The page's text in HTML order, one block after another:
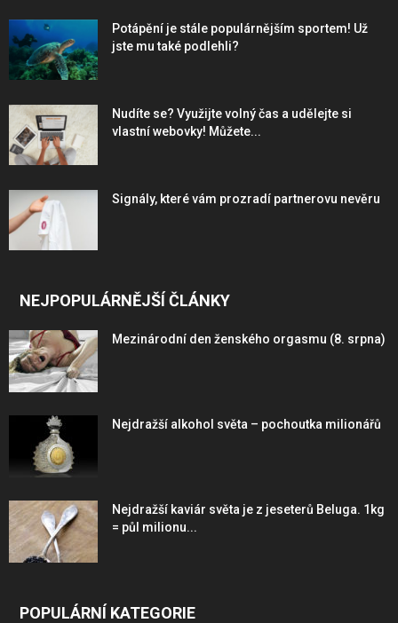
Potápění je stále populárnějším sportem! Už
jste mu také podlehli?
Nudíte se? Využijte volný čas a udělejte si
vlastní webovky! Můžete...
Signály, které vám prozradí partnerovu nevěru
NEJPOPULÁRNĚJŠÍ ČLÁNKY
Mezinárodní den ženského orgasmu (8. srpna)
Nejdražší alkohol světa – pochoutka milionářů
Nejdražší kaviár světa je z jeseterů Beluga. 1kg
= půl milionu...
POPULÁRNÍ KATEGORIE